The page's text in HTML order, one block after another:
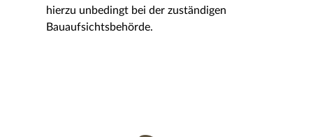
hierzu unbedingt bei der zuständigen
Bauaufsichtsbehörde.